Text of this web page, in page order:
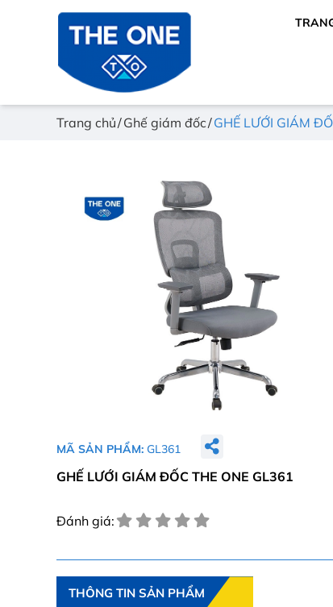
Trang chủ Ghế giám đốc GHẾ LƯỚI GIÁM
MÃ SẢN PHẨM: GL361
GHẾ LƯỚI GIÁM ĐỐC THE ONE GL361
Đánh giá:
THÔNG TIN SẢN PHẨM